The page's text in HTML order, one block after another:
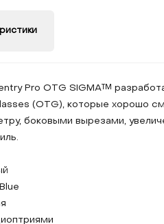
Pro OTG SIGMA™
(OTG), которые хорошо
боковыми вырезами,